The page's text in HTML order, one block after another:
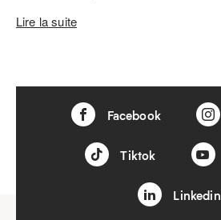
Lire la suite
Facebook
Tiktok
Linkedin